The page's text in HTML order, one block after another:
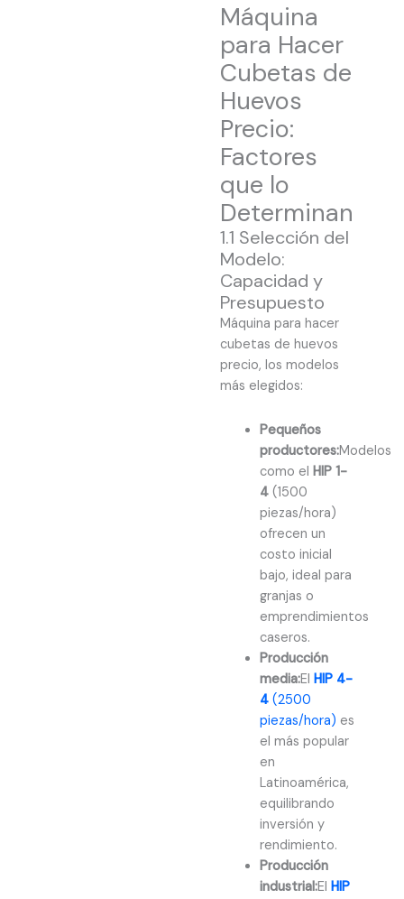
Máquina
para Hacer
Cubetas de
Huevos
Precio:
Factores
que lo
Determinan
1.1 Selección del
Modelo:
Capacidad y
Presupuesto
Máquina para hacer
cubetas de huevos
precio, los modelos
más elegidos:
Pequeños
productores:Modelos
como el HIP 1-
4(1500
piezas/hora)
ofrecen un
costo inicial
bajo, ideal para
granjas o
emprendimientos
caseros.
Producción
media:El HIP 4-
4(2500
piezas/hora) es
el más popular
en
Latinoamérica,
equilibrando
inversión y
rendimiento.
Producción
industrial:El HIP